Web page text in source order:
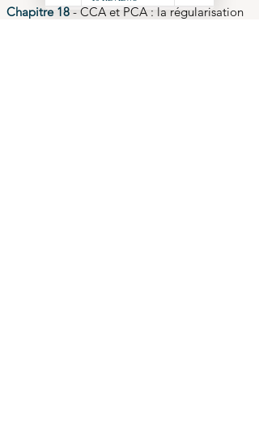
Chapitre 18 - CCA et PCA : la régularisation